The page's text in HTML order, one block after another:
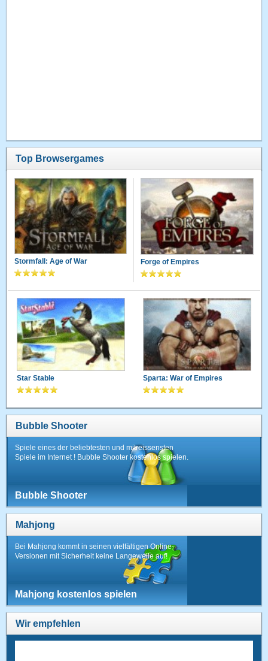
Top Browsergames
Stormfall: Age of War Forge of Empires
Star Stable Sparta: War of Empires
Bubble Shooter
Spiele eines der beliebtesten und mitreissensten
Spiele im Internet ! Bubble Shooter kostenlos spielen.
Bubble Shooter
Mahjong
Bei Mahjong kommt in seinen vielfältigen Online-
Versionen mit Sicherheit keine Langeweile auf!
Mahjong kostenlos spielen
Wir empfehlen